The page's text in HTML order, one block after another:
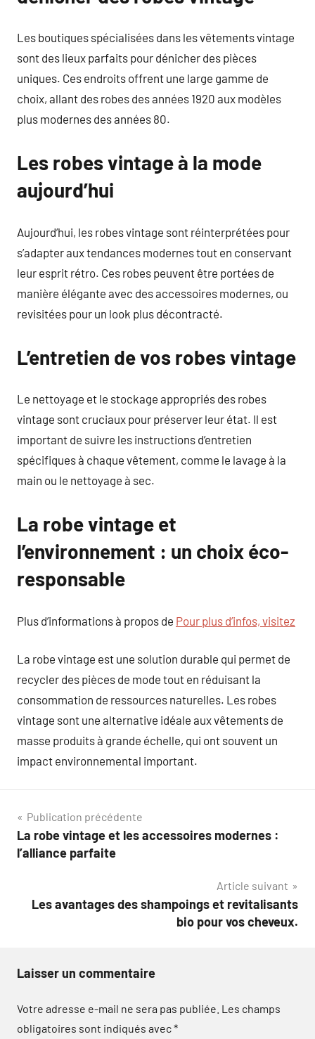
Les boutiques spécialisées dans les vêtements vintage
sont des lieux parfaits pour dénicher des pièces
uniques. Ces endroits offrent une large gamme de
choix, allant des robes des années 1920 aux modèles
plus modernes des années 80.
Les robes vintage à la mode
aujourd’hui
Aujourd’hui, les robes vintage sont réinterprétées pour
s’adapter aux tendances modernes tout en conservant
leur esprit rétro. Ces robes peuvent être portées de
manière élégante avec des accessoires modernes, ou
revisitées pour un look plus décontracté.
L’entretien de vos robes vintage
Le nettoyage et le stockage appropriés des robes
vintage sont cruciaux pour préserver leur état. Il est
important de suivre les instructions d’entretien
spécifiques à chaque vêtement, comme le lavage à la
main ou le nettoyage à sec.
La robe vintage et
l’environnement : un choix éco-
responsable
Plus d’informations à propos de Pour plus d’infos, visitez
La robe vintage est une solution durable qui permet de
recycler des pièces de mode tout en réduisant la
consommation de ressources naturelles. Les robes
vintage sont une alternative idéale aux vêtements de
masse produits à grande échelle, qui ont souvent un
impact environnemental important.
Navigation
de
Publication précédente
La robe vintage et les accessoires modernes :
l’alliance parfaite
Article suivant
Les avantages des shampoings et revitalisants
bio pour vos cheveux.
Laisser un commentaire
Votre adresse e-mail ne sera pas publiée. Les champs
obligatoires sont indiqués avec*